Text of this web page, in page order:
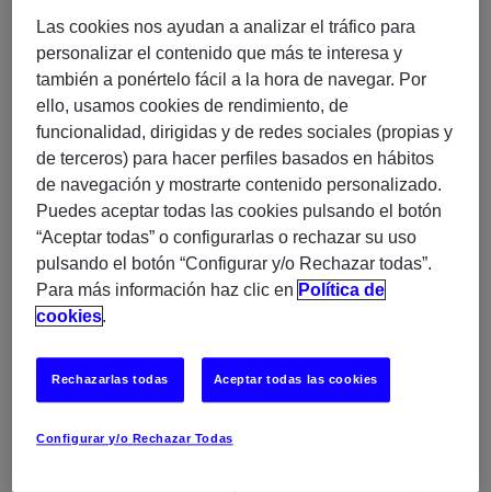
Control de acceso a ficheros, Configuración de red y
SSH
Instalación de paquetes (RPM y Flatpak)
SELinux, Scripting en
Gestión de contenedores con Podman
Almacenamiento medianteNFSy LV
Administración de VMware vSphere 6.x y 7.x.
Alta y baja de máquinas virtuales
Ampliación de recursos
Mantenimiento de plantillas
TITULO DE ESPAÑA U HOMOLOGADO
Las cookies nos ayudan a analizar el tráfico para
personalizar el contenido que más te interesa y
también a ponértelo fácil a la hora de navegar. Por
ello, usamos cookies de rendimiento, de
funcionalidad, dirigidas y de redes sociales (propias y
de terceros) para hacer perfiles basados en hábitos
de navegación y mostrarte contenido personalizado.
Puedes aceptar todas las cookies pulsando el botón
“Aceptar todas” o configurarlas o rechazar su uso
pulsando el botón “Configurar y/o Rechazar todas”.
Para más información haz clic en Política de
cookies.
Configurar y/o Rechazar Todas
Rechazarlas todas Aceptar todas las cookies